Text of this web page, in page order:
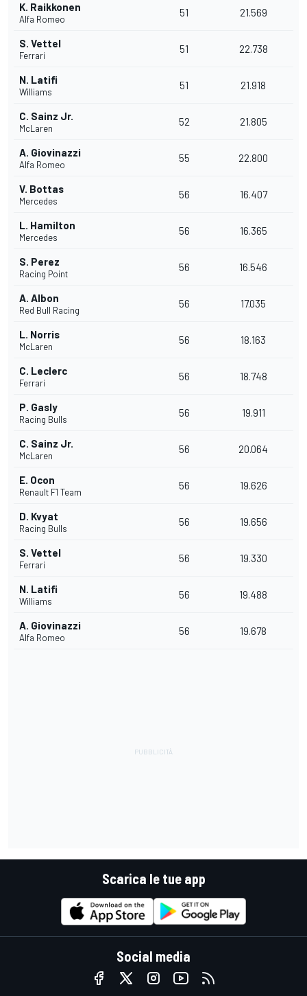
K. Raikkonen
Alfa Romeo
51 21.569
S. Vettel
Ferrari
51 22.738
N. Latifi
Williams
51 21.918
C. Sainz Jr.
McLaren
52 21.805
A. Giovinazzi
Alfa Romeo
55 22.800
V. Bottas
Mercedes
56 16.407
L. Hamilton
Mercedes
56 16.365
S. Perez
Racing Point
56 16.546
A. Albon
Red Bull Racing
56 17.035
L. Norris
McLaren
56 18.163
C. Leclerc
Ferrari
56 18.748
P. Gasly
Racing Bulls
56 19.911
C. Sainz Jr.
McLaren
56 20.064
E. Ocon
Renault F1 Team
56 19.626
D. Kvyat
Racing Bulls
56 19.656
S. Vettel
Ferrari
56 19.330
N. Latifi
Williams
56 19.488
A. Giovinazzi
Alfa Romeo
56 19.678
Scarica le tue app
Social media